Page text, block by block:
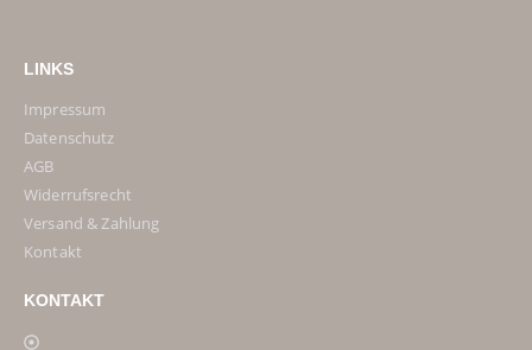
LINKS
Impressum
Datenschutz
AGB
Widerrufsrecht
Versand & Zahlung
Kontakt
KONTAKT